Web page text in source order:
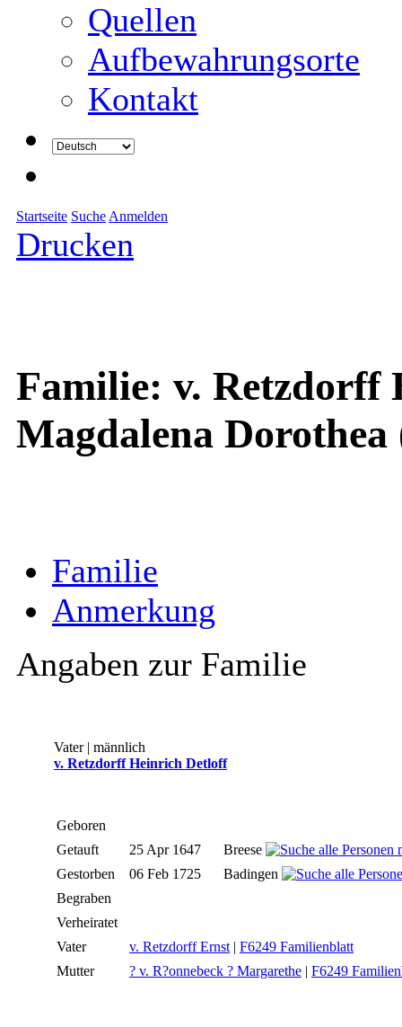
Quellen
Aufbewahrungsorte
Kontakt
Startseite Suche Anmelden
Drucken
Familie: v. Retzdorff
Magdalena Dorothea
Familie
Anmerkung
Angaben zur Familie
Vater | männlich
v. Retzdorff Heinrich Detloff
Geboren
Getauft
25 Apr 1647
Breese
Gestorben
06 Feb 1725
Badingen
Begraben
Verheiratet
Vater
v. Retzdorff Ernst| F6249 Familienblatt
Mutter
? v. R?onnebeck ? Margarethe | F6249